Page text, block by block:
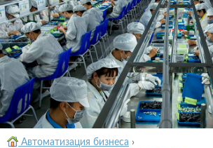
Автоматизация бизнеса ›